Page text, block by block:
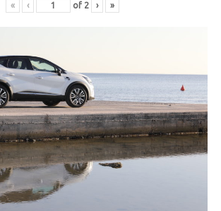
« ‹ of 2 › »